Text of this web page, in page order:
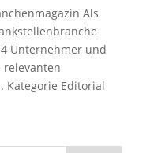
Als
Unternehmer und
relevanten
Kategorie Editorial